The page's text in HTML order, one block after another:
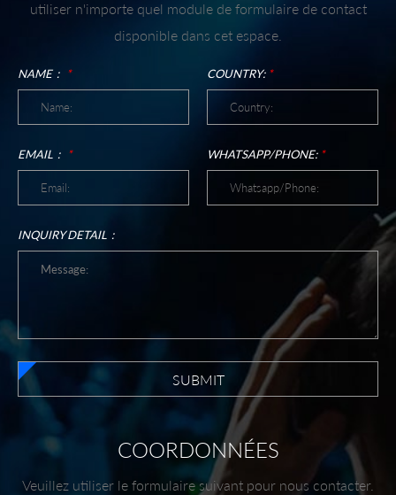
utiliser n'importe quel module de formulaire de contact
disponible dans cet espace.
NAME： * COUNTRY: *
EMAIL： * WHATSAPP/PHONE: *
INQUIRY DETAIL：
SUBMIT
COORDONNÉES
Veuillez utiliser le formulaire suivant pour nous contacter.